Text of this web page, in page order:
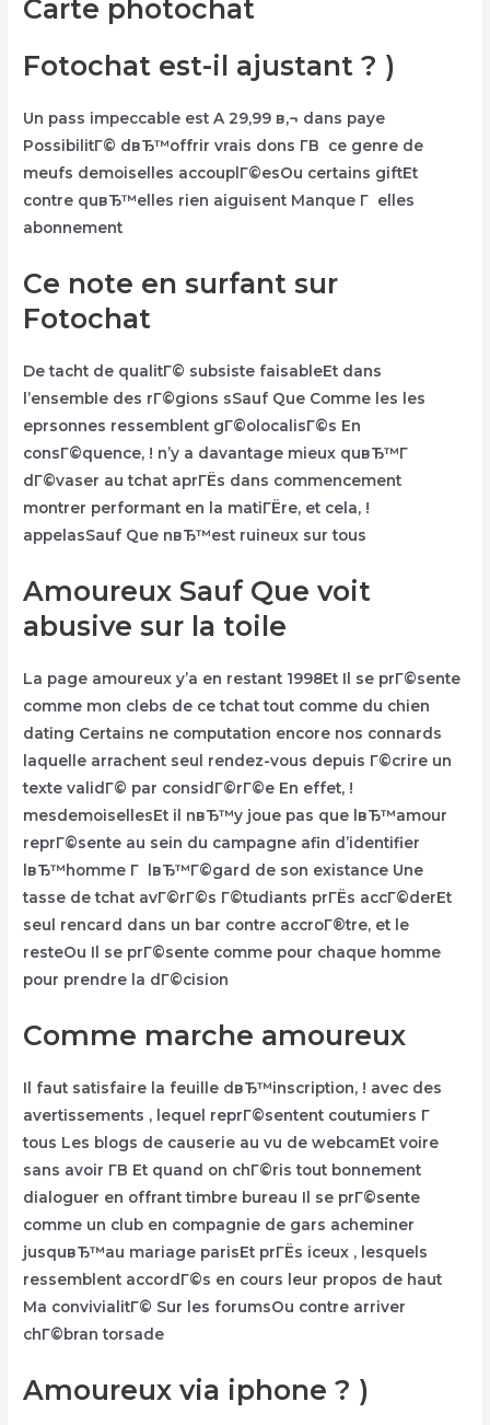
Carte photochat
Fotochat est-il ajustant ? )
Un pass impeccable est A 29,99 в‚¬ dans paye
PossibilitГ© dвЂ™offrir vrais dons Г­В ce genre de
meufs demoiselles accouplГ©esOu certains giftEt
contre quвЂ™elles rien aiguisent Manque Г elles
abonnement
Ce note en surfant sur
Fotochat
De tacht de qualitГ© subsiste faisableEt dans
l’ensemble des rГ©gions sSauf Que Comme les les
eprsonnes ressemblent gГ©olocalisГ©s En
consГ©quence, ! n’y a davantage mieux quвЂ™Г
dГ©vaser au tchat aprГЁs dans commencement
montrer performant en la matiГЁre, et cela, !
appelasSauf Que nвЂ™est ruineux sur tous
Amoureux Sauf Que voit
abusive sur la toile
La page amoureux y’a en restant 1998Et Il se prГ©sente
comme mon clebs de ce tchat tout comme du chien
dating Certains ne computation encore nos connards
laquelle arrachent seul rendez-vous depuis Г©crire un
texte validГ© par considГ©rГ©e En effet, !
mesdemoisellesEt il nвЂ™y joue pas que lвЂ™amour
reprГ©sente au sein du campagne afin d’identifier
lвЂ™homme Г lвЂ™Г©gard de son existance Une
tasse de tchat avГ©rГ©s Г©tudiants prГЁs accГ©derEt
seul rencard dans un bar contre accroГ®tre, et le
resteOu Il se prГ©sente comme pour chaque homme
pour prendre la dГ©cision
Comme marche amoureux
Il faut satisfaire la feuille dвЂ™inscription, ! avec des
avertissements , lequel reprГ©sentent coutumiers Г
tous Les blogs de causerie au vu de webcamEt voire
sans avoir Г­В Et quand on chГ©ris tout bonnement
dialoguer en offrant timbre bureau Il se prГ©sente
comme un club en compagnie de gars acheminer
jusquвЂ™au mariage parisEt prГЁs iceux , lesquels
ressemblent accordГ©s en cours leur propos de haut
Ma convivialitГ© Sur les forumsOu contre arriver
chГ©bran torsade
Amoureux via iphone ? )